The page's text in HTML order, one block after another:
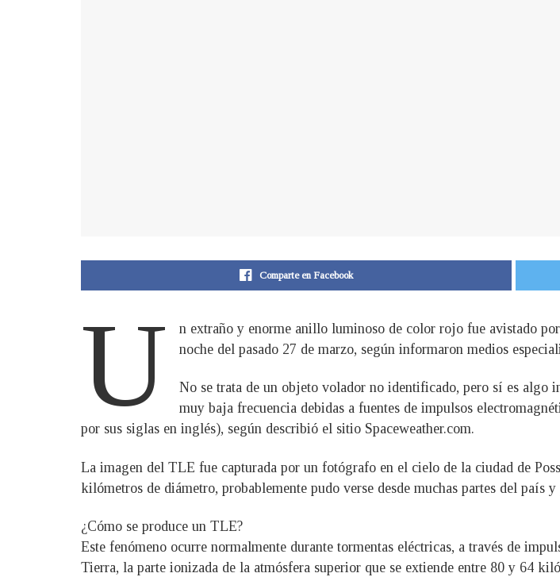
Comparte en Facebook
U
n extraño y enorme anillo luminoso de color rojo fue avistado
noche del pasado 27 de marzo, según informaron medios
No se trata de un objeto volador no identificado, pero sí es algo
muy baja frecuencia debidas a fuentes de impulsos
por sus siglas en inglés), según describió el sitio Spaceweather.com.
La imagen del TLE fue capturada por un fotógrafo en el cielo de la ciudad de
kilómetros de diámetro, probablemente pudo verse desde muchas partes del país
¿Cómo se produce un TLE?
Este fenómeno ocurre normalmente durante tormentas eléctricas, a través de
Tierra, la parte ionizada de la atmósfera superior que se extiende entre 80 y 64